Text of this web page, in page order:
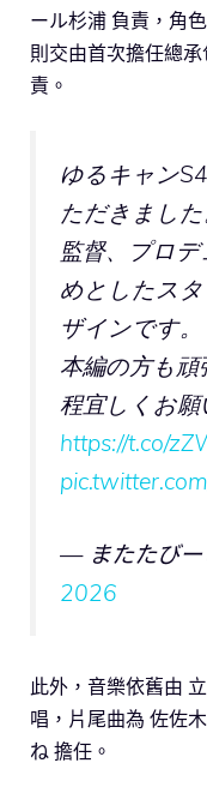
ール杉浦 負責，角
則交由首次擔任總
責。
ゆるキャン
ただきました
監督、プロ
めとしたス
ザインです。
本編の方も
程宜しくお
https://t.co/
— またたびー
2026
此外，音樂依舊由
唱，片尾曲為 佐佐
ね 擔任。